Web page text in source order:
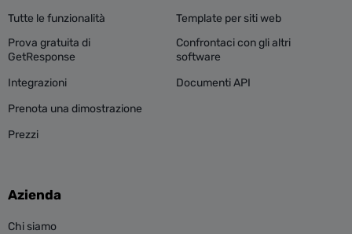
Tutte le funzionalità
Prova gratuita di
GetResponse
Integrazioni
Prenota una dimostrazione
Prezzi
Template per siti web
Confrontaci con gli altri
software
Documenti API
Azienda
Chi siamo